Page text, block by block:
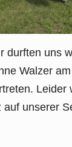
durften uns
Walzer
Leider
auf unserer